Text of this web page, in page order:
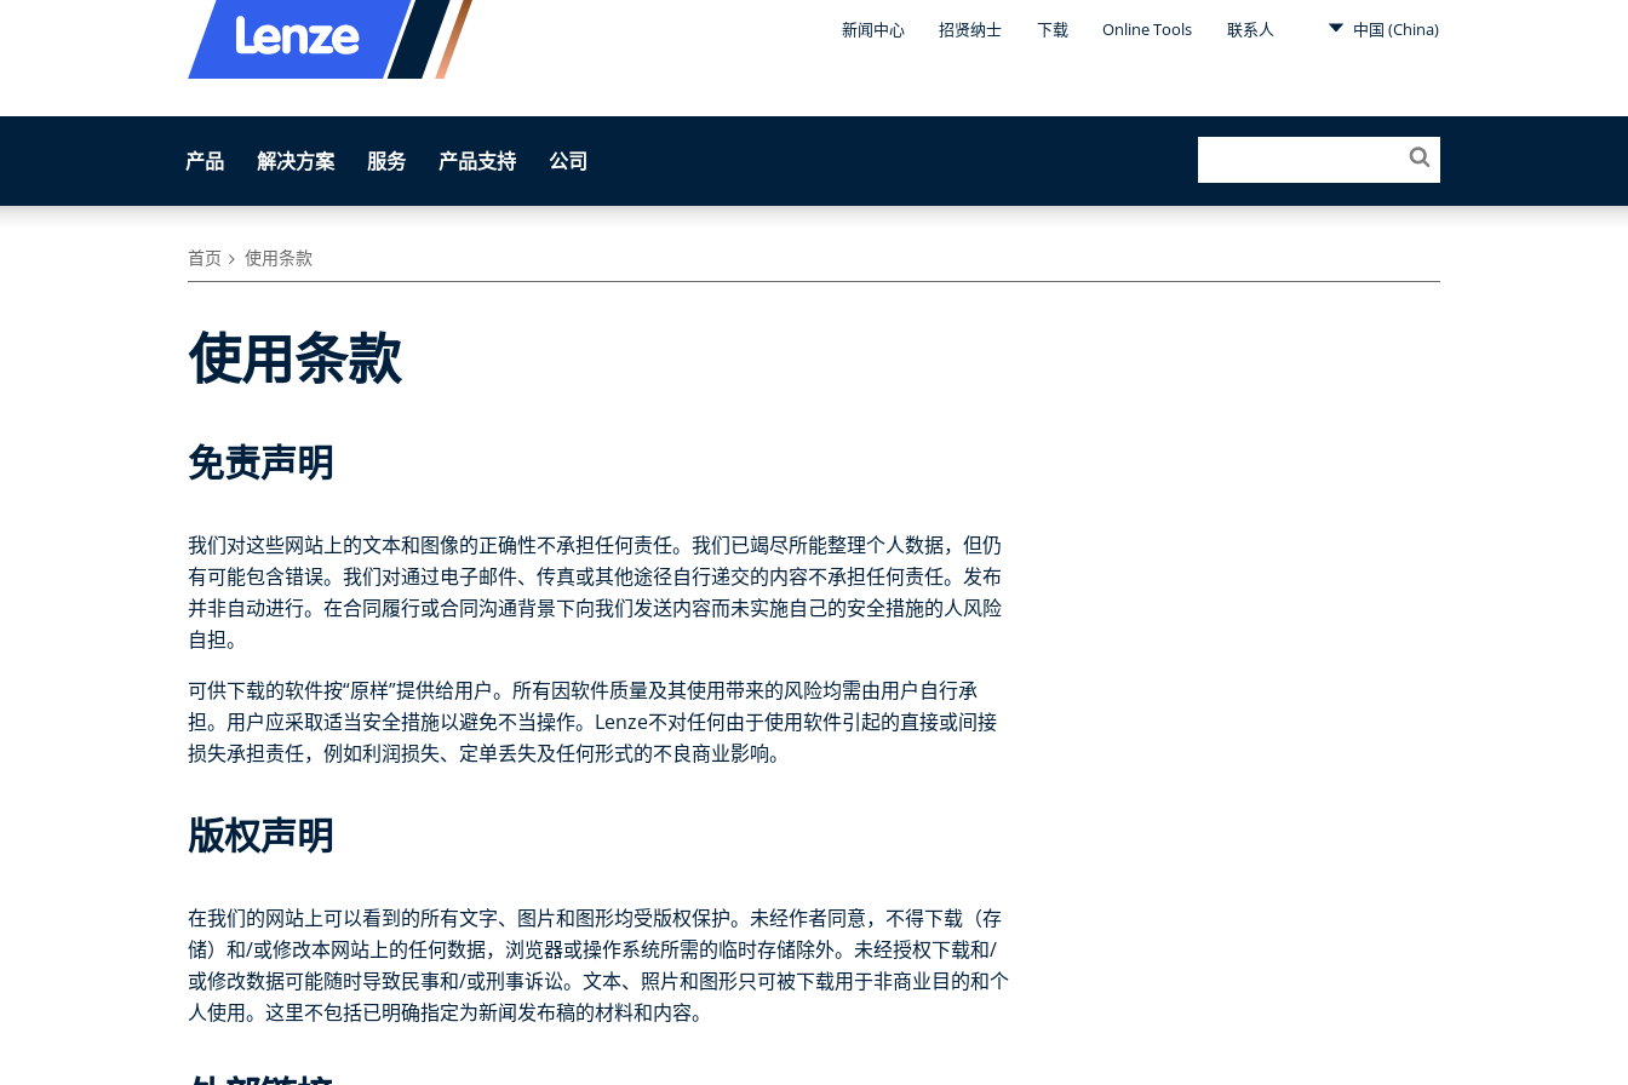
新闻中心 招贤纳士 下载 Online Tools 联系人 中国 (China)
产品 解决方案 服务 产品支持 公司
首页 使用条款
使用条款
免责声明
我们对这些网站上的文本和图像的正确性不承担任何责任。我们已竭尽所能整理个人数据，但仍
有可能包含错误。我们对通过电子邮件、传真或其他途径自行递交的内容不承担任何责任。发布
并非自动进行。在合同履行或合同沟通背景下向我们发送内容而未实施自己的安全措施的人风险
自担。
可供下载的软件按“原样”提供给用户。所有因软件质量及其使用带来的风险均需由用户自行承
担。用户应采取适当安全措施以避免不当操作。Lenze不对任何由于使用软件引起的直接或间接
损失承担责任，例如利润损失、定单丢失及任何形式的不良商业影响。
版权声明
在我们的网站上可以看到的所有文字、图片和图形均受版权保护。未经作者同意，不得下载（存
储）和/或修改本网站上的任何数据，浏览器或操作系统所需的临时存储除外。未经授权下载和/
或修改数据可能随时导致民事和/或刑事诉讼。文本、照片和图形只可被下载用于非商业目的和个
人使用。这里不包括已明确指定为新闻发布稿的材料和内容。